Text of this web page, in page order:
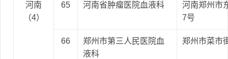
河南
（4）
65 河南省肿瘤医院血液科
河南郑州市
7号
66
郑州市第三人民医院血
液科
郑州市菜市